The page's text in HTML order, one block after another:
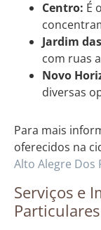
Centro: É
Jardim
com ruas
Novo
diversas
Para mais
oferecidos na
Alto Alegre Dos
Serviços e
Particulares